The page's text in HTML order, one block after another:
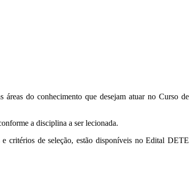
áreas do conhecimento que desejam atuar no Curso de
a disciplina a ser lecionada.
critérios de seleção, estão disponíveis no Edital DETE